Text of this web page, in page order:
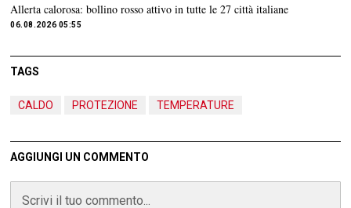
Allerta calorosa: bollino rosso attivo in tutte le 27 città italiane
06.08.2026 05:55
TAGS
CALDO PROTEZIONE TEMPERATURE
AGGIUNGI UN COMMENTO